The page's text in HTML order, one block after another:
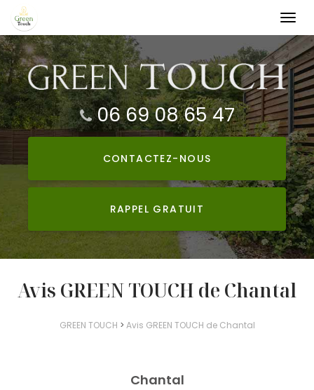
Aller
au
contenu
principal
06 69 08 65 47
CONTACTEZ- NOUS
RAPPEL GRATUIT
Avis GREEN TOUCH de Chantal
GREEN TOUCH > Avis GREEN TOUCH de Chantal
Chantal